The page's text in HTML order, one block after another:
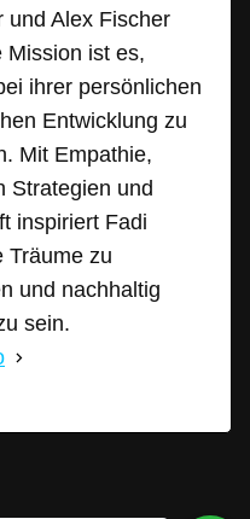
und Alex Fischer
Mission ist es,
ihrer persönlichen
Entwicklung zu
Mit Empathie,
Strategien und
inspiriert Fadi
Träume zu
und nachhaltig
sein.